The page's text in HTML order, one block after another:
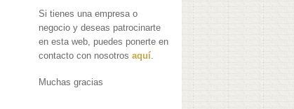
Si tienes una empresa o
negocio y deseas patrocinarte
en esta web, puedes ponerte en
contacto con nosotrosaquí.
Muchas gracias